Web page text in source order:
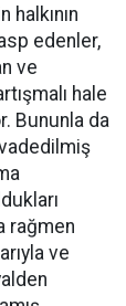
halkının
edenler,
ve
hale
Bununla da
rağmen
ve